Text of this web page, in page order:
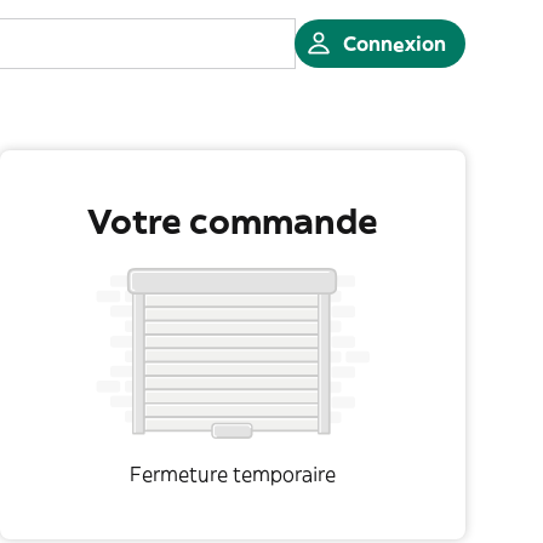
Connexion
Votre commande
Fermeture temporaire